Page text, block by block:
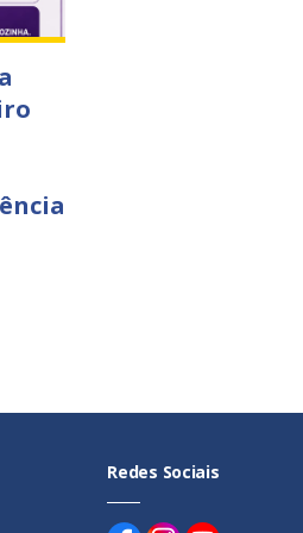
Redes Sociais